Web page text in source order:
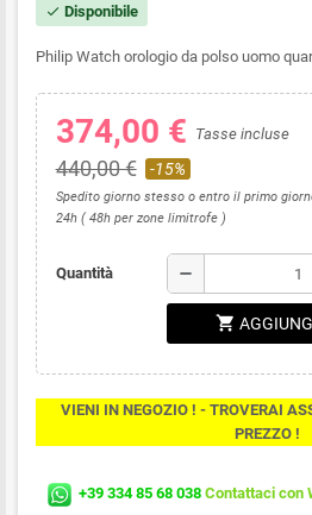
check Disponibile
Philip Watch orologio da polso uomo
374,00 € Tasse incluse
440,00 € -15%
Spedito giorno stesso o entro il primo
24h ( 48h per zone limitrofe )
Quantità remove
shopping_cart
VIENI IN NEGOZIO ! - TROVERAI
PREZZO !
+39 334 85 68 038 Contattaci con